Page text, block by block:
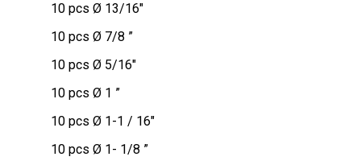
10 pcs Ø 13/16″
10 pcs Ø 7/8 ”
10 pcs Ø 5/16″
10 pcs Ø 1 ”
10 pcs Ø 1-1 / 16″
10 pcs Ø 1- 1/8 ”